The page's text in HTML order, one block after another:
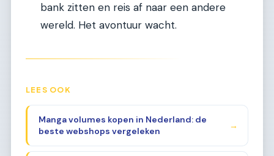
bank zitten en reis af naar een andere
wereld. Het avontuur wacht.
LEES OOK
Manga volumes kopen in Nederland: de
beste webshops vergeleken
→